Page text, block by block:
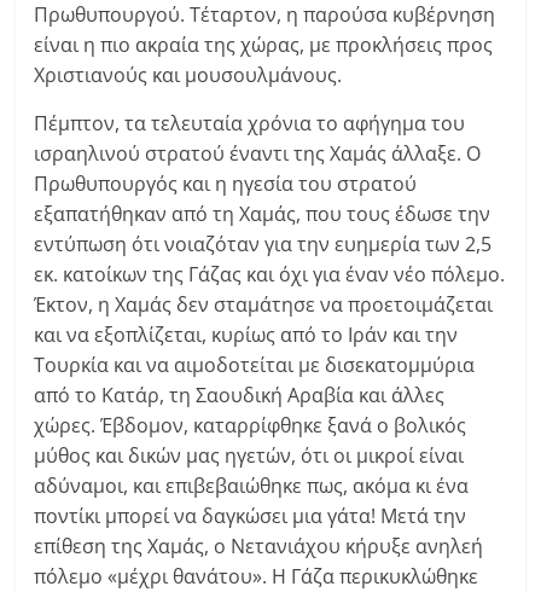
Πρωθυπουργού. Τέταρτον, η παρούσα κυβέρνηση
είναι η πιο ακραία της χώρας, με προκλήσεις προς
Χριστιανούς και μουσουλμάνους.
Πέμπτον, τα τελευταία χρόνια το αφήγημα του
ισραηλινού στρατού έναντι της Χαμάς άλλαξε. Ο
Πρωθυπουργός και η ηγεσία του στρατού
εξαπατήθηκαν από τη Χαμάς, που τους έδωσε την
εντύπωση ότι νοιαζόταν για την ευημερία των 2,5
εκ. κατοίκων της Γάζας και όχι για έναν νέο πόλεμο.
Έκτον, η Χαμάς δεν σταμάτησε να προετοιμάζεται
και να εξοπλίζεται, κυρίως από το Ιράν και την
Τουρκία και να αιμοδοτείται με δισεκατομμύρια
από το Κατάρ, τη Σαουδική Αραβία και άλλες
χώρες. Έβδομον, καταρρίφθηκε ξανά ο βολικός
μύθος και δικών μας ηγετών, ότι οι μικροί είναι
αδύναμοι, και επιβεβαιώθηκε πως, ακόμα κι ένα
ποντίκι μπορεί να δαγκώσει μια γάτα! Μετά την
επίθεση της Χαμάς, ο Νετανιάχου κήρυξε ανηλεή
πόλεμο «μέχρι θανάτου». Η Γάζα περικυκλώθηκε